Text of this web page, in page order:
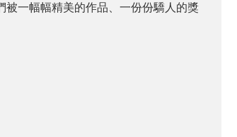
被一幅幅精美的作品、一份份驕人的獎